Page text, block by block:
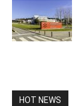
HOT NEWS